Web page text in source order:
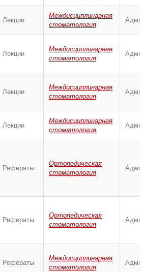
Лекции
Междисциплинарная
стоматология
Лекции
Междисциплинарная
стоматология
Лекции
Междисциплинарная
стоматология
Лекции
Междисциплинарная
стоматология
Рефераты
Ортопедическая
стоматология
Рефераты
Ортопедическая
стоматология
Рефераты
Междисциплинарная
стоматология